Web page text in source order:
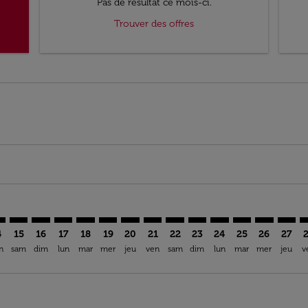
Pas de résultat ce mois-ci.
Trouver des offres
15
sam
16
dim
17
lun
18
mar
MUC–MCI: cmp-view-offers-disclaimer.
19
mer
MUC–MCI: cmp-view-offers-
20
jeu
MUC–MCI: cmp-view-offers-
21
ven
MUC–MCI: cmp-view-
22
sam
MUC–MCI: cmp-view-
23
dim
MUC–MCI: cmp-
24
lun
MUC–MCI:
25
mar
26
mer
27
jeu